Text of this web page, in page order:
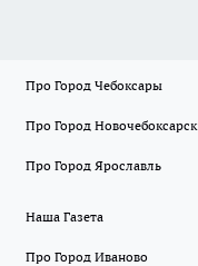
Про Город Чебоксары
Про Город Новочебоксарск
Про Город Ярославль
Наша Газета
Про Город Иваново